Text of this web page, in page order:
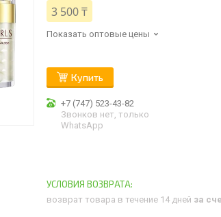
3 500 ₸
Показать оптовые цены
Купить
+7 (747) 523-43-82
Звонков нет, только
WhatsApp
возврат товара в течение 14 дней за